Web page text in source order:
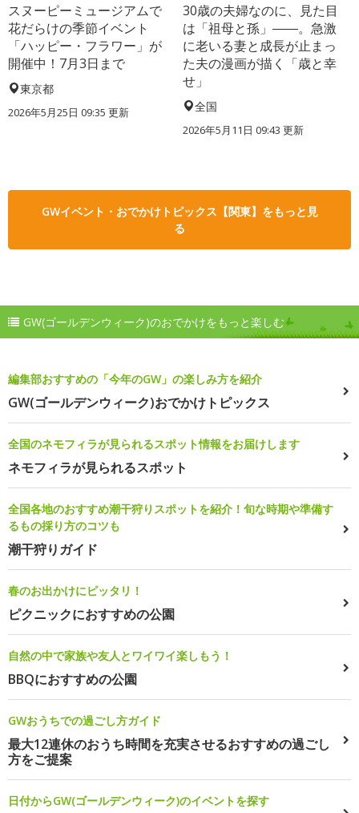
スヌーピーミュージアムで
花だらけの季節イベント
「ハッピー・フラワー」が
開催中！7月3日まで
東京都
2026年5月25日 09:35 更新
30歳の夫婦なのに、見た目
は「祖母と孫」――。急激
に老いる妻と成長が止まっ
た夫の漫画が描く「歳と幸
せ」
全国
2026年5月11日 09:43 更新
GWイベント・おでかけトピックス【関東】をもっと見
る
GW(ゴールデンウィーク)のおでかけをもっと楽しむ
編集部おすすめの「今年のGW」の楽しみ方を紹介
GW(ゴールデンウィーク)おでかけトピックス
全国のネモフィラが見られるスポット情報をお届けします
ネモフィラが見られるスポット
全国各地のおすすめ潮干狩りスポットを紹介！旬な時期や準備す
るもの採り方のコツも
潮干狩りガイド
春のお出かけにピッタリ！
ピクニックにおすすめの公園
自然の中で家族や友人とワイワイ楽しもう！
BBQにおすすめの公園
GWおうちでの過ごし方ガイド
最大12連休のおうち時間を充実させるおすすめの過ごし
方をご提案
日付からGW(ゴールデンウィーク)のイベントを探す